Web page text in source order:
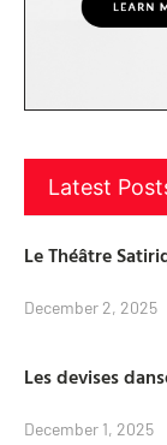
Latest
Le Théâtre
December 2, 2025
Les devises
December 1, 2025